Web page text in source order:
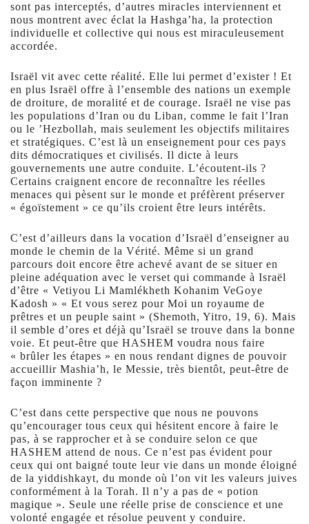
sont pas interceptés, d’autres miracles interviennent et
nous montrent avec éclat la Hashga’ha, la protection
individuelle et collective qui nous est miraculeusement
accordée.
Israël vit avec cette réalité. Elle lui permet d’exister ! Et
en plus Israël offre à l’ensemble des nations un exemple
de droiture, de moralité et de courage. Israël ne vise pas
les populations d’Iran ou du Liban, comme le fait l’Iran
ou le ’Hezbollah, mais seulement les objectifs militaires
et stratégiques. C’est là un enseignement pour ces pays
dits démocratiques et civilisés. Il dicte à leurs
gouvernements une autre conduite. L’écoutent-ils ?
Certains craignent encore de reconnaître les réelles
menaces qui pèsent sur le monde et préfèrent préserver
« égoïstement » ce qu’ils croient être leurs intérêts.
C’est d’ailleurs dans la vocation d’Israël d’enseigner au
monde le chemin de la Vérité. Même si un grand
parcours doit encore être achevé avant de se situer en
pleine adéquation avec le verset qui commande à Israël
d’être « Vetiyou Li Mamlékheth Kohanim VeGoye
Kadosh » « Et vous serez pour Moi un royaume de
prêtres et un peuple saint » (Shemoth, Yitro, 19, 6). Mais
il semble d’ores et déjà qu’Israël se trouve dans la bonne
voie. Et peut-être que HASHEM voudra nous faire
« brûler les étapes » en nous rendant dignes de pouvoir
accueillir Mashia’h, le Messie, très bientôt, peut-être de
façon imminente ?
C’est dans cette perspective que nous ne pouvons
qu’encourager tous ceux qui hésitent encore à faire le
pas, à se rapprocher et à se conduire selon ce que
HASHEM attend de nous. Ce n’est pas évident pour
ceux qui ont baigné toute leur vie dans un monde éloigné
de la yiddishkayt, du monde où l’on vit les valeurs juives
conformément à la Torah. Il n’y a pas de « potion
magique ». Seule une réelle prise de conscience et une
volonté engagée et résolue peuvent y conduire.